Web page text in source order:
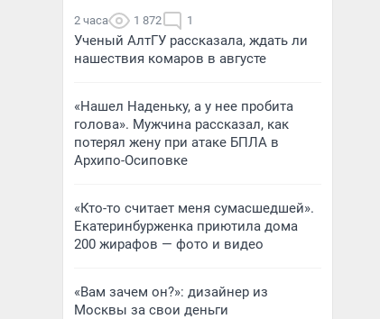
2 часа 1 872 1
Ученый АлтГУ рассказала, ждать ли
нашествия комаров в августе
«Нашел Наденьку, а у нее пробита
голова». Мужчина рассказал, как
потерял жену при атаке БПЛА в
Архипо-Осиповке
«Кто-то считает меня сумасшедшей».
Екатеринбурженка приютила дома
200 жирафов — фото и видео
«Вам зачем он?»: дизайнер из
Москвы за свои деньги